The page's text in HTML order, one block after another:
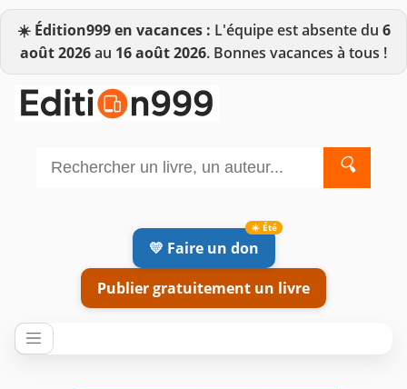
☀️ Édition999 en vacances : L'équipe est absente du 6
août 2026au 16 août 2026. Bonnes vacances à tous !
🔍
💛 Faire un don
Publier gratuitement un livre